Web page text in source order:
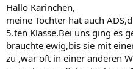
Hallo Karinchen,
meine Tochter hat auch
5.ten Klasse.Bei uns ging es
brauchte ewig,bis sie mit
zu ,war oft in einer anderen